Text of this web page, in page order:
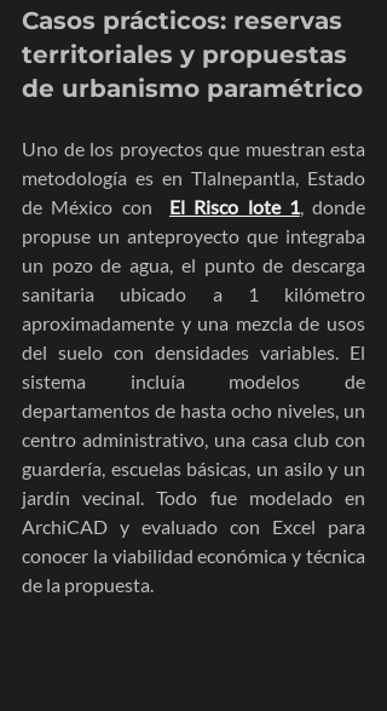
Casos prácticos: reservas
territoriales y propuestas
de urbanismo paramétrico
Uno de los proyectos que muestran esta
metodología es en Tlalnepantla, Estado
de México con El Risco lote 1 , donde
propuse un anteproyecto que integraba
un pozo de agua, el punto de descarga
sanitaria ubicado a 1 kilómetro
aproximadamente y una mezcla de usos
del suelo con densidades variables. El
sistema incluía modelos de
departamentos de hasta ocho niveles, un
centro administrativo, una casa club con
guardería, escuelas básicas, un asilo y un
jardín vecinal. Todo fue modelado en
ArchiCAD y evaluado con Excel para
conocer la viabilidad económica y técnica
de la propuesta.